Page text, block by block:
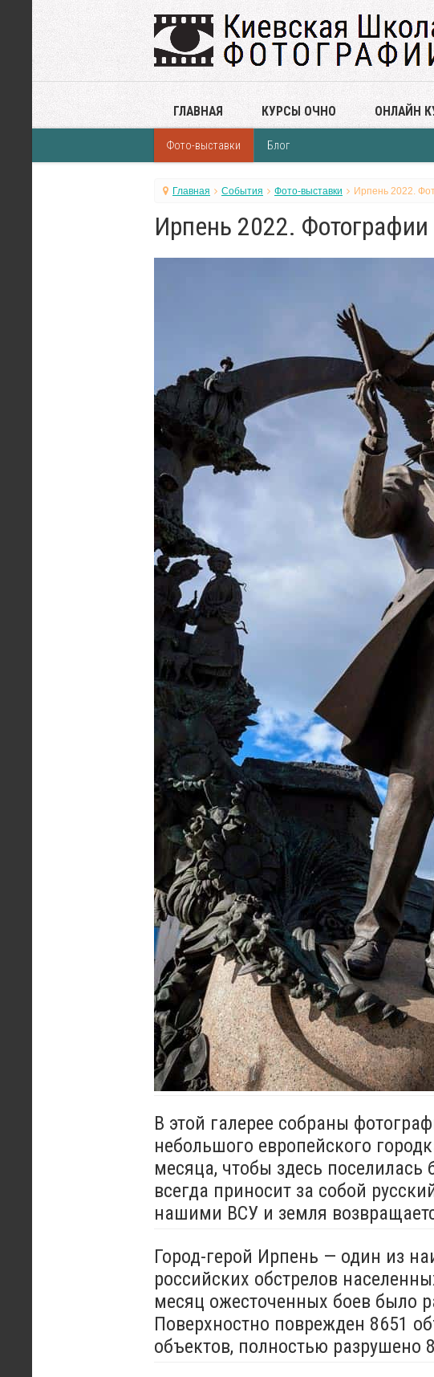
ГЛАВНАЯ КУРСЫ ОЧНО ОНЛАЙН
Фото-выставки Блог
Главная События Фото-выставки Ирпень 2022.
Ирпень 2022. Фотографии
В этой галерее собраны
небольшого европейского
месяца, чтобы здесь поселилась
всегда приносит за собой
нашими ВСУ и земля
Город-герой Ирпень — один из
российских обстрелов
месяц ожесточенных боев было
Поверхностно поврежден 8651
объектов, полностью разрушено